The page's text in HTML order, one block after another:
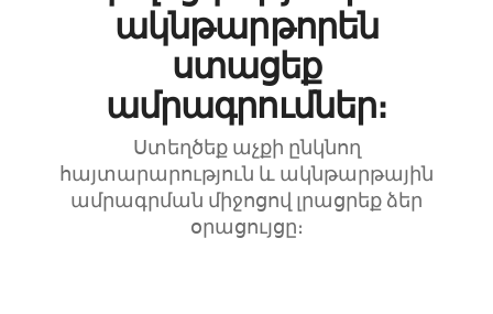
ակնթարթորեն
ստացեք
ամրագրումներ։
Ստեղծեք աչքի ընկնող
հայտարարություն և ակնթարթային
ամրագրման միջոցով լրացրեք ձեր
օրացույցը։